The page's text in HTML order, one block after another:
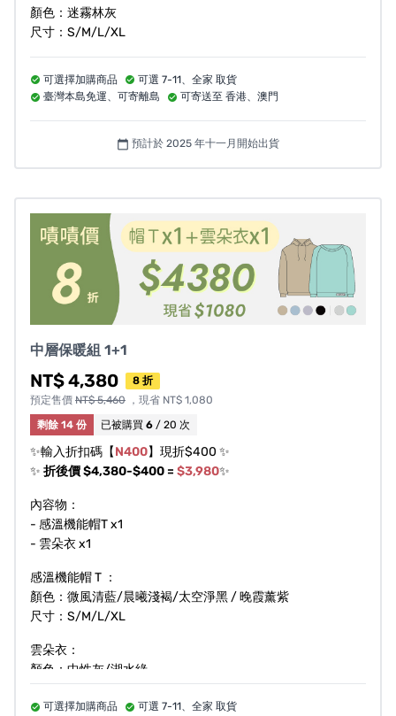
每件 L 號的感溫機能帽Ｔ 具備 2,700 焦耳（每件）
的蓄熱能力，
不插電就能智慧調溫！
搭配甫榮獲世界四大設計獎，日本 GOOD DESIGN 肯
33°C 感溫衣做為內層底層衣 ，加上新推出的感
溫機能連帽外套
系統，蓄熱能力形成疊加
（手機掛繩配件組可加購唷）
-
「女模」身高 160 / 體重45 / 肩寬35
顏色：迷霧林灰
尺寸：S/M/L/XL
可選擇加購商品
可選 7-11、全家 取貨
臺灣本島免運、可寄離島
可寄送至 香港、澳門
calendar_today 預計於 2025 年十一月開始出貨
中層保暖組 1+1
NT$ 4,380
8 折
預定售價 NT$ 5,460 ，現省 NT$ 1,080
剩餘 14 份
已被購買 6 / 20 次
✨輸入折扣碼【N400】現折$400 ✨
✨ 折後價 $4,380-$400 = $3,980✨
內容物：
- 感溫機能帽T x1
- 雲朵衣 x1
感溫機能帽 T ：
顏色：微風清藍/晨曦淺褐/太空淨黑 / 晚霞薰紫
尺寸：S/M/L/XL
雲朵衣：
顏色：中性灰/湖水綠
尺寸：S/M/L/XL
可選擇加購商品
可選 7-11、全家 取貨